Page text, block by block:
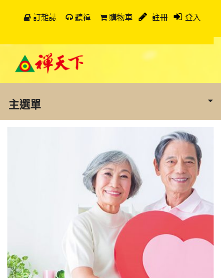
訂雜誌 聽禪 購物車 註冊 登入
主選單